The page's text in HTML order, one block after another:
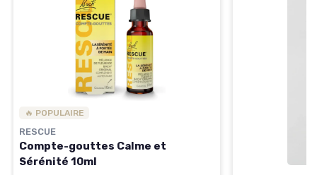
🔥 POPULAIRE
RESCUE
Compte-gouttes Calme et
Sérénité 10ml